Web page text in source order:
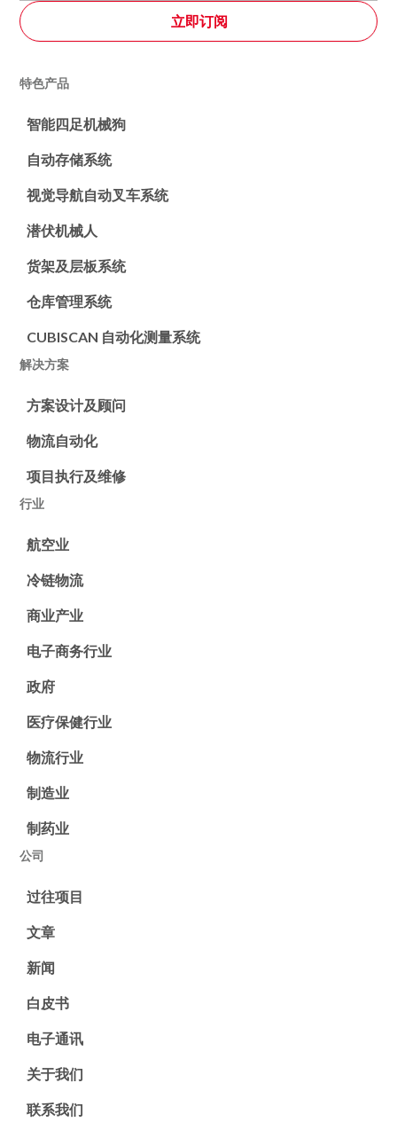
特色产品
智能四足机械狗
自动存储系统
视觉导航自动叉车系统
潜伏机械人
货架及层板系统
仓库管理系统
CUBISCAN 自动化测量系统
解决方案
方案设计及顾问
物流自动化
项目执行及维修
行业
航空业
冷链物流
商业产业
电子商务行业
政府
医疗保健行业
物流行业
制造业
制药业
公司
过往项目
文章
新闻
白皮书
电子通讯
关于我们
联系我们